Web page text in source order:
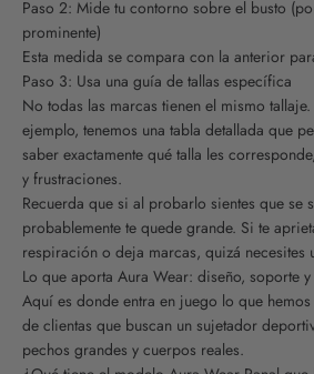
Paso 2: Mide tu contorno sobre el busto
prominente)
Esta medida se compara con la anterior
Paso 3: Usa una guía de tallas específica
No todas las marcas tienen el mismo
ejemplo, tenemos una tabla detallada que
saber exactamente qué talla les
y frustraciones.
Recuerda que si al probarlo sientes que se
probablemente te quede grande. Si te
respiración o deja marcas, quizá necesites
Lo que aporta Aura Wear: diseño, soporte
Aquí es donde entra en juego lo que
de clientas que buscan un sujetador
pechos grandes y cuerpos reales.